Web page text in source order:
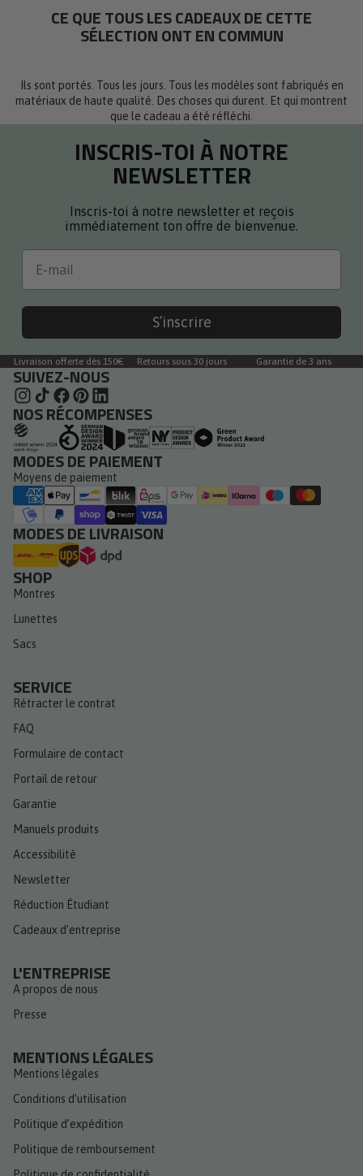
CE QUE TOUS LES CADEAUX DE CETTE
SÉLECTION ONT EN COMMUN
Ils sont portés. Tous les jours. Tous les modèles sont fabriqués en
matériaux de haute qualité. Des choses qui durent. Et qui montrent
que le cadeau a été réfléchi.
INSCRIS-TOI À NOTRE
NEWSLETTER
Inscris-toi à notre newsletter et reçois
immédiatement ton offre de bienvenue.
Email
S’inscrire
Livraison offerte dès 150€ Retours sous 30 jours Garantie de 3 ans
SUIVEZ-NOUS
NOS RÉCOMPENSES
MODES DE PAIEMENT
Moyens de paiement
MODES DE LIVRAISON
SHOP
Montres
Lunettes
Sacs
SERVICE
Rétracter le contrat
FAQ
Formulaire de contact
Portail de retour
Garantie
Manuels produits
Accessibilité
Newsletter
Réduction Étudiant
Cadeaux d’entreprise
L'ENTREPRISE
A propos de nous
Presse
MENTIONS LÉGALES
Mentions légales
Conditions d’utilisation
Politique d’expédition
Politique de remboursement